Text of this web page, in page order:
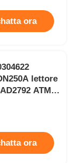
ora
lettore
ATM
ora